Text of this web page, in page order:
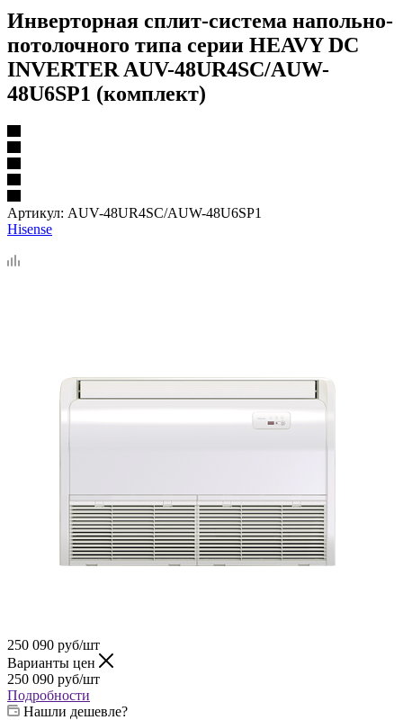
Инверторная сплит-система напольно-
потолочного типа серии HEAVY DC
INVERTER AUV-48UR4SC/AUW-
48U6SP1 (комплект)
Артикул: AUV-48UR4SC/AUW-48U6SP1
Hisense
250 090 руб/шт
Варианты цен
250 090 руб/шт
Подробности
Нашли дешевле?